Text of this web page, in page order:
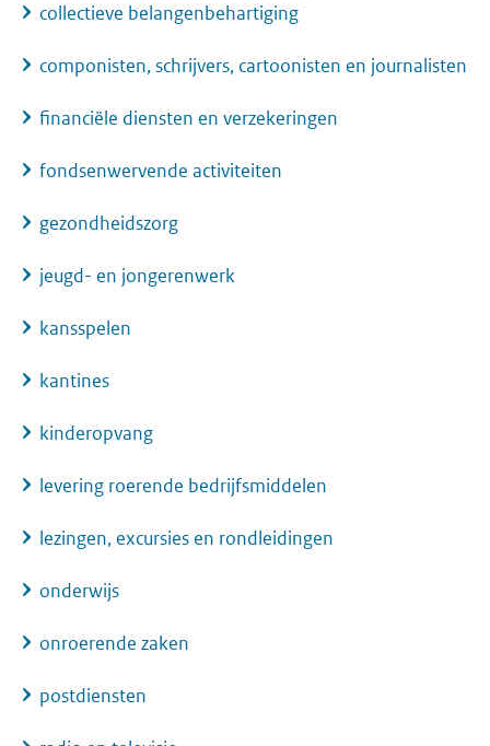
collectieve belangenbehartiging
componisten, schrijvers, cartoonisten en journalisten
financiële diensten en verzekeringen
fondsenwervende activiteiten
gezondheidszorg
jeugd- en jongerenwerk
kansspelen
kantines
kinderopvang
levering roerende bedrijfsmiddelen
lezingen, excursies en rondleidingen
onderwijs
onroerende zaken
postdiensten